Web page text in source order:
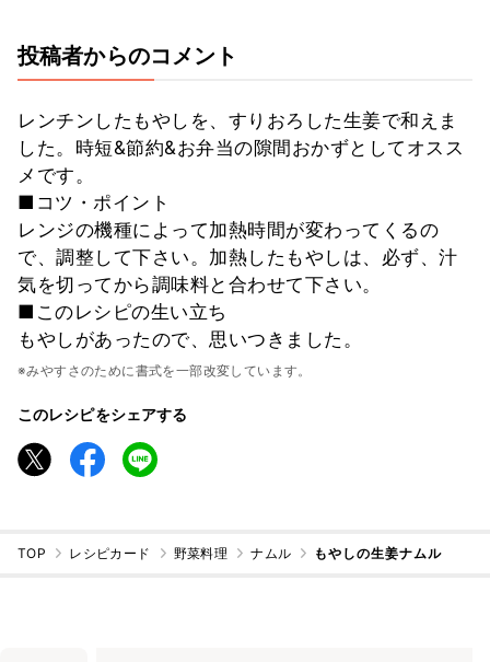
投稿者からのコメント
レンチンしたもやしを、すりおろした生姜で和えま
した。時短&節約&お弁当の隙間おかずとしてオスス
メです。
■コツ・ポイント
レンジの機種によって加熱時間が変わってくるの
で、調整して下さい。加熱したもやしは、必ず、汁
気を切ってから調味料と合わせて下さい。
■このレシピの生い立ち
もやしがあったので、思いつきました。
※みやすさのために書式を一部改変しています。
このレシピをシェアする
TOP レシピカード 野菜料理 ナムル もやしの生姜ナムル